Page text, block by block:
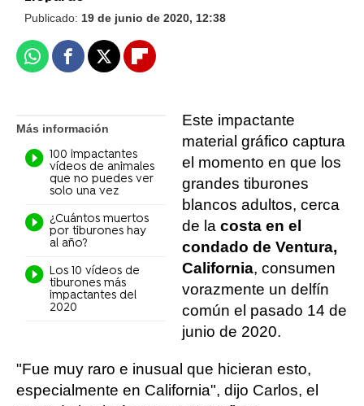
Publicado: 19 de junio de 2020, 12:38
WhatsappFacebook
X Flipboard
Más información
100 impactantes
vídeos de animales
que no puedes ver
solo una vez
¿Cuántos muertos
por tiburones hay
al año?
Los 10 vídeos de
tiburones más
impactantes del
2020
Este impactante
material gráfico captura
el momento en que los
grandes tiburones
blancos adultos, cerca
de la costa en el
condado de Ventura,
California, consumen
vorazmente un delfín
común el pasado 14 de
junio de 2020.
"Fue muy raro e inusual que hicieran esto,
especialmente en California", dijo Carlos, el